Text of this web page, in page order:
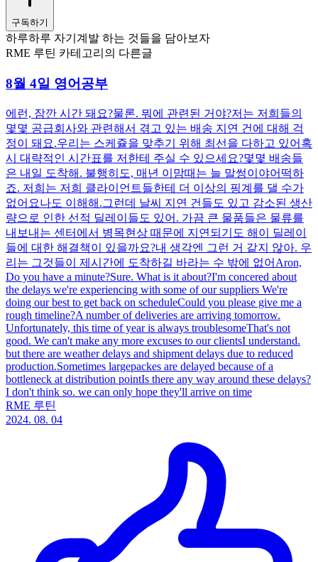
구독하기
하루하루 자기계발 하는 것들을 담아보자
RME 루틴 카테고리의 다른글
8월 4일 영어공부
에런, 잠깐 시간 돼요?물론. 뭐에 관련된 거야?저는 저희들의
몇몇 공급회사와 관련해서 겪고 있는 배송 지연 건에 대해 걱
정이 돼요.우리는 스케쥴을 맞추기 위해 최선을 다하고 있어혹
시 대략적인 시간표를 저한테 주실 수 있으세요?몇몇 배송들
은 내일 도착해. 불행히도, 매년 이맘때는 늘 말썽이야어떡하
죠. 저희는 저희 클라이언트들한테 더 이상의 핑계를 댈 수가
없어요나도 이해해.그런데 날씨 지연 건들도 있고 감소된 생산
량으로 인한 선적 딜레이들도 있어. 가끔 큰 물품들은 물류를
내보내는 센터에서 병목현상 때문에 지연되기도 해이 딜레이
들에 대한 해결책이 있을까요?내 생각엔 그런 거 같지 않아. 우
리는 그것들이 제시간에 도착하길 바라는 수 밖에 없어Aron,
Do you have a minute?Sure. What is it about?I'm concered about
the delays we're experiencing with some of our suppliers We're
doing our best to get back on scheduleCould you please give me a
rough timeline?A number of deliveries are arriving tomorrow.
Unfortunately, this time of year is always troublesomeThat's not
good. We can't make any more excuses to our clientsI understand.
but there are weather delays and shipment delays due to reduced
production.Sometimes largepackes are delayed because of a
bottleneck at distribution pointIs there any way around these delays?
I don't think so. we can only hope they'll arrive on time
RME 루틴
2024. 08. 04